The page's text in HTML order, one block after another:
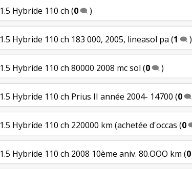
1.5 Hybride 110 ch (0 )
1.5 Hybride 110 ch 183 000, 2005, lineasol pa (1 )
1.5 Hybride 110 ch 80000 2008 mc sol (0 )
1.5 Hybride 110 ch Prius II année 2004- 14700 (0
1.5 Hybride 110 ch 220000 km (achetée d'occas (0
1.5 Hybride 110 ch 2008 10ème aniv. 80.OOO km (0